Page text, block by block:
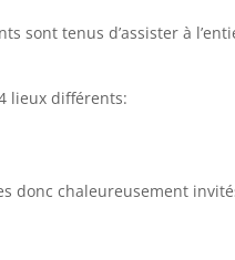
sont tenus d’assister à
lieux différents:
donc chaleureusement